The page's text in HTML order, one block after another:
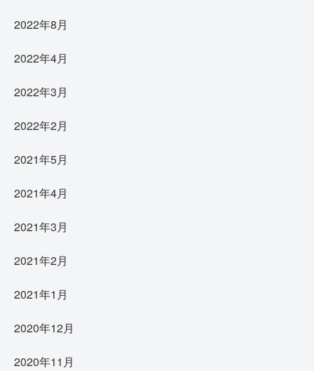
2022年8月
2022年4月
2022年3月
2022年2月
2021年5月
2021年4月
2021年3月
2021年2月
2021年1月
2020年12月
2020年11月